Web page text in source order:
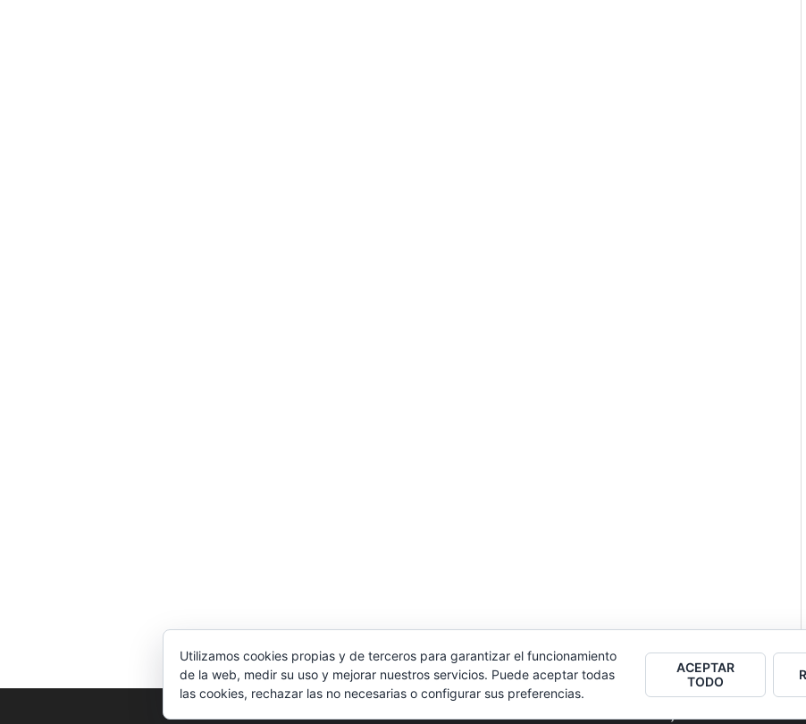
2026 Colectivo Burbuja
Utilizamos cookies propias y de terceros para garantizar el funcionamiento
de la web, medir su uso y mejorar nuestros servicios. Puede aceptar todas
las cookies, rechazar las no necesarias o configurar sus preferencias.
ACEPTAR
TODO